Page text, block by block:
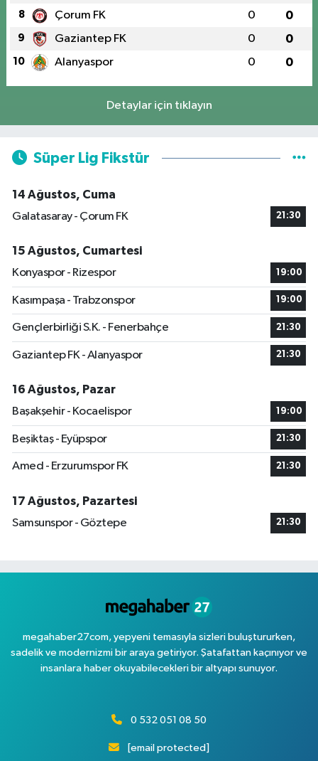
8 Çorum FK 0 0
9 Gaziantep FK 0 0
10 Alanyaspor 0 0
Detaylar için tıklayın
Süper Lig Fikstür
14 Ağustos, Cuma
Galatasaray - Çorum FK
21:30
15 Ağustos, Cumartesi
Konyaspor - Rizespor
19:00
Kasımpaşa - Trabzonspor 19:00
Gençlerbirliği S.K. - Fenerbahçe 21:30
Gaziantep FK - Alanyaspor 21:30
16 Ağustos, Pazar
Başakşehir - Kocaelispor
19:00
Beşiktaş - Eyüpspor 21:30
Amed - Erzurumspor FK 21:30
17 Ağustos, Pazartesi
Samsunspor - Göztepe
21:30
megahaber27com, yepyeni temasıyla sizleri buluştururken,
sadelik ve modernizmi bir araya getiriyor. Şatafattan kaçınıyor ve
insanlara haber okuyabilecekleri bir altyapı sunuyor.
0 532 051 08 50
[email protected]